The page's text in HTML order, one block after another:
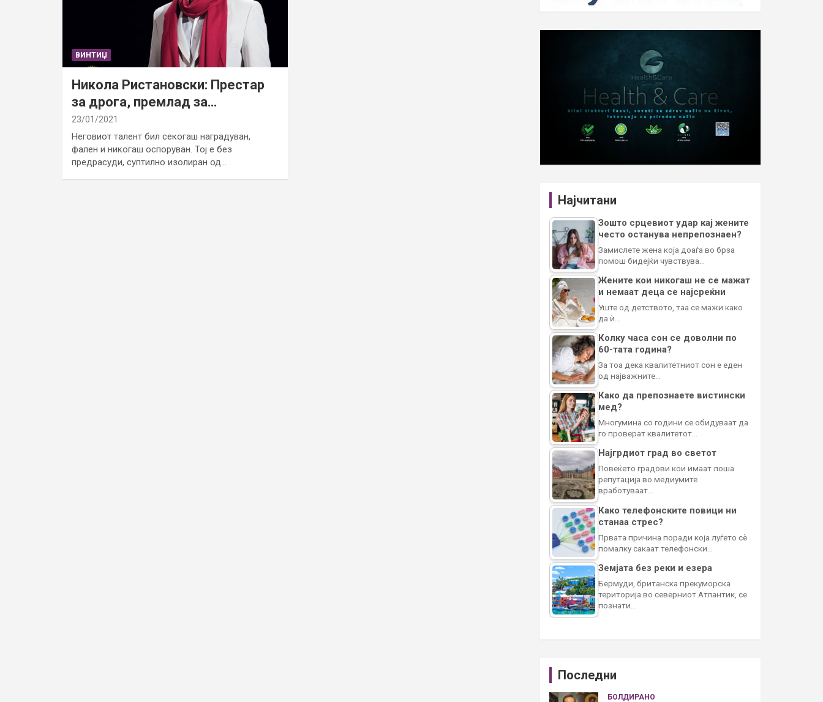
ВИНТИЏ
Никола Ристановски: Престар
за дрога, премлад за…
23/01/2021
Неговиот талент бил секогаш наградуван,
фален и никогаш оспоруван. Тој е без
предрасуди, суптилно изолиран од…
Најчитани
Зошто срцевиот удар кај жените
често останува непрепознаен?
Замислете жена која доаѓа во брза
помош бидејќи чувствува…
Жените кои никогаш не се мажат
и немаат деца се најсреќни
Уште од детството, таа се мажи како
да ѝ…
Колку часа сон се доволни по
60-тата година?
За тоа дека квалитетниот сон е еден
од најважните…
Како да препознаете вистински
мед?
Многумина со години се обидуваат да
го проверат квалитетот…
Најгрдиот град во светот
Повеќето градови кои имаат лоша
репутација во медиумите
вработуваат…
Како телефонските повици ни
станаа стрес?
Првата причина поради која луѓето сè
помалку сакаат телефонски…
Земјата без реки и езера
Бермуди, британска прекуморска
територија во северниот Атлантик, се
познати…
Последни
БОЛДИРАНО